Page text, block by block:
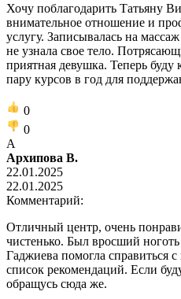
Хочу поблагодарить Татьяну
внимательное отношение и
услугу. Записывалась на
не узнала свое тело.
приятная девушка. Теперь буду
пару курсов в год для
0
0
А
Архипова В.
22.01.2025
22.01.2025
Комментарий:
Отличный центр, очень
чистенько. Был вросший
Гаджиева помогла справиться
список рекомендаций. Если
обращусь сюда же.